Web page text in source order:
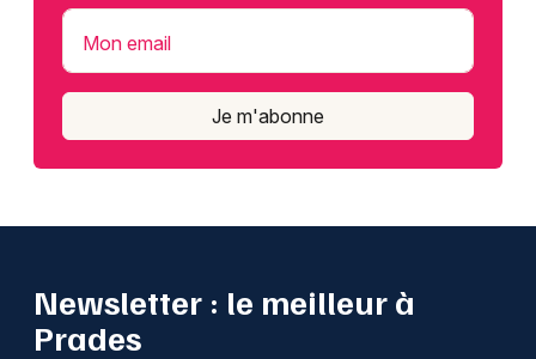
Mon email
Je m'abonne
Newsletter : le meilleur à
Prades